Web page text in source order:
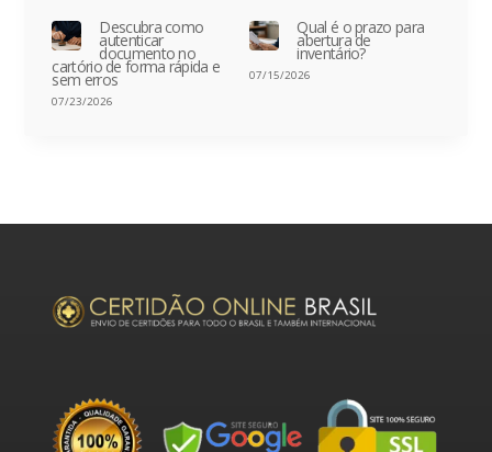
Descubra como
autenticar
documento no
cartório de forma rápida e
sem erros
07/23/2026
Qual é o prazo para
abertura de
inventário?
07/15/2026